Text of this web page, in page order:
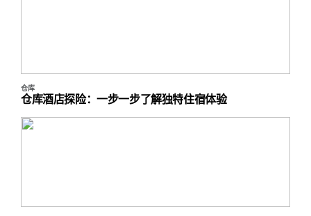
仓库酒店探险：一步一步了解独特住宿体验
仓库